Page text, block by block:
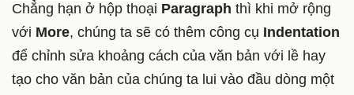
Chẳng hạn ở hộp thoại Paragraph thì khi mở rộng
với More, chúng ta sẽ có thêm công cụ Indentation
để chỉnh sửa khoảng cách của văn bản với lề hay
tạo cho văn bản của chúng ta lui vào đầu dòng một